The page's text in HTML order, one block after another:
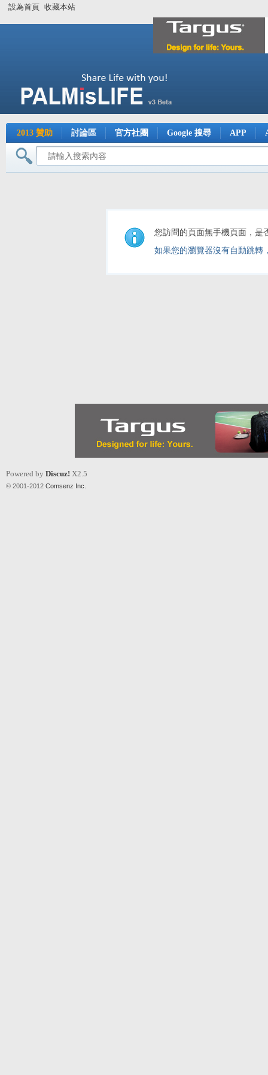
設為首頁 收藏本站
2013 贊助 討論區 官方社團 Google 搜尋 APP
您訪問的頁面無手機頁面，是
如果您的瀏覽器沒有自動跳轉
Powered by Discuz! X2.5
© 2001-2012 Comsenz Inc.